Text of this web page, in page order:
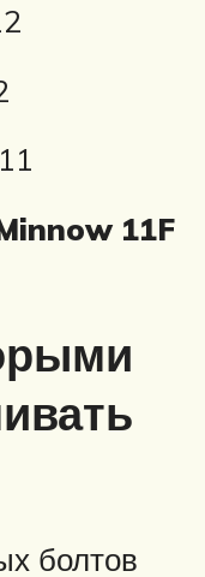
11F
болтов